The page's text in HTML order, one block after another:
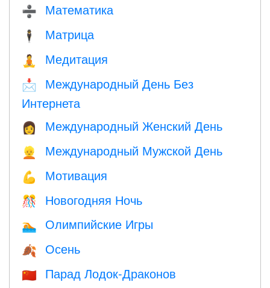
➗ Математика
🕴️ Матрица
🧘 Медитация
📩
Международный День Без
Интернета
👩 Международный Женский День
👱 Международный Мужской День
💪 Мотивация
🎊 Новогодняя Ночь
🏊 Олимпийские Игры
🍂 Осень
🇨🇳 Парад Лодок-Драконов